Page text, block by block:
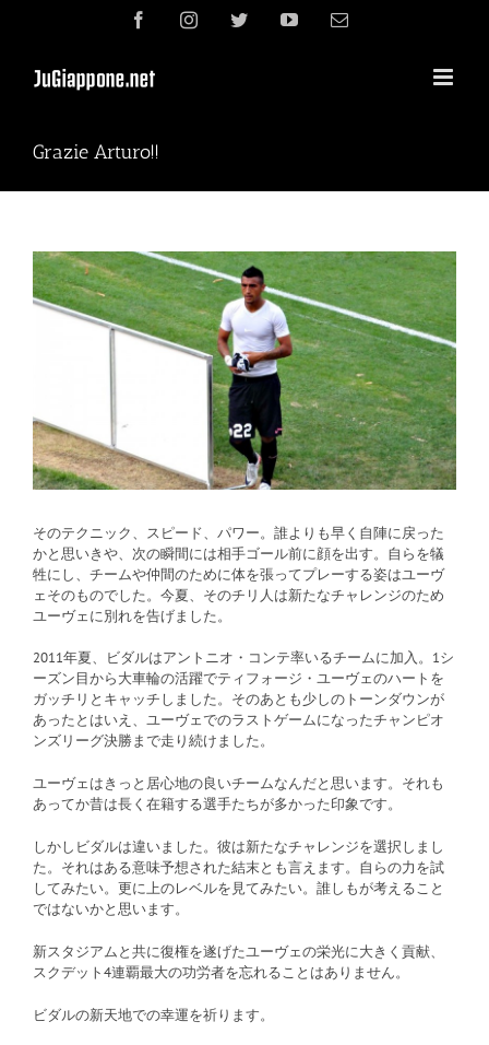
FacebookInstagramTwitterYouTube電
Grazie Arturo!!
View
Larger
Image
そのテクニック、スピード、パワー。誰よりも早く自陣に戻った
かと思いきや、次の瞬間には相手ゴール前に顔を出す。自らを犠
牲にし、チームや仲間のために体を張ってプレーする姿はユーヴ
ェそのものでした。今夏、そのチリ人は新たなチャレンジのため
ユーヴェに別れを告げました。
2011年夏、ビダルはアントニオ・コンテ率いるチームに加入。1シ
ーズン目から大車輪の活躍でティフォージ・ユーヴェのハートを
ガッチリとキャッチしました。そのあとも少しのトーンダウンが
あったとはいえ、ユーヴェでのラストゲームになったチャンピオ
ンズリーグ決勝まで走り続けました。
ユーヴェはきっと居心地の良いチームなんだと思います。それも
あってか昔は長く在籍する選手たちが多かった印象です。
しかしビダルは違いました。彼は新たなチャレンジを選択しまし
た。それはある意味予想された結末とも言えます。自らの力を試
してみたい。更に上のレベルを見てみたい。誰しもが考えること
ではないかと思います。
新スタジアムと共に復権を遂げたユーヴェの栄光に大きく貢献、
スクデット4連覇最大の功労者を忘れることはありません。
ビダルの新天地での幸運を祈ります。